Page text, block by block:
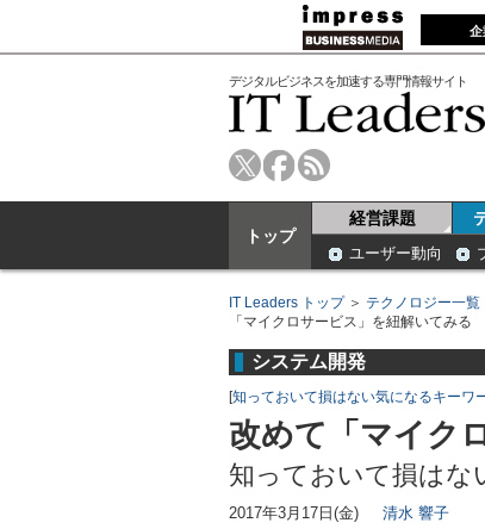
企
デジタルビジネスを加速する専門情報サイト
トップ
経営課題
ユーザー動向
IT Leaders トップ＞ テクノロジー一覧
「マイクロサービス」を紐解いてみる
システム開発
[知っておいて損はない気になるキーワ
改めて「マイク
知っておいて損はな
2017年3月17日(金) 清水 響子